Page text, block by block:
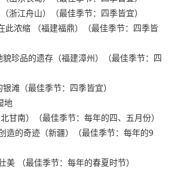
浙江舟山）（最佳季节：四季皆宜）
此浓缩 （福建福鼎）（最佳季节：四季皆
珍品的遗存（福建漳州）（最佳季节：四
滩（最佳季节：四季皆宜）
地
甘南）（最佳季节：每年的四、五月份）
造的奇迹（新疆）（最佳季节：每年的9
（最佳季节：每年的春夏时节）